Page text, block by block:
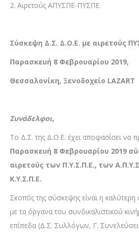
2. Αιρετούς ΑΠΥΣΠΕ-ΠΥΣΠΕ
Σύσκεψη Δ.Σ. Δ.Ο.Ε. με αιρετούς
Παρασκευή 8 Φεβρουαρίου 2019,
Θεσσαλονίκη, Ξενοδοχείο LAZART
Συνάδελφοι,
Το Δ.Σ. της Δ.Ο.Ε. έχει αποφασίσει να
Παρασκευή 8 Φεβρουαρίου 2019
αιρετούς των Π.Υ.Σ.Π.Ε., των
Κ.Υ.Σ.Π.Ε.
Σκοπός της σύσκεψης είναι η
με τα όργανα του συνδικαλιστικού
επίπεδα (Δ.Σ. Συλλόγων, Γ.